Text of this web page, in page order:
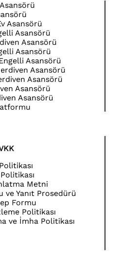
Asansörü
Asansörü
Asansörü
Asansörü
Asansörü
Asansörü
Asansörü
Asansörü
Asansörü
Metni
ve Yanıt Prosedürü
Formu
Politikası
ve İmha Politikası